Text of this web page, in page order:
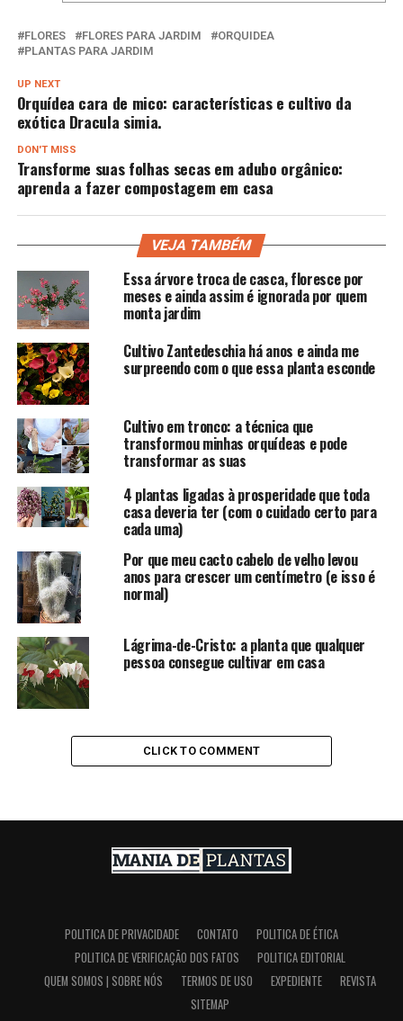
FLORES FLORES PARA JARDIM
ORQUIDEA
PLANTAS PARA JARDIM
UP NEXT
Orquídea cara de mico: características e cultivo da
exótica Dracula simia.
DON'T MISS
Transforme suas folhas secas em adubo orgânico:
aprenda a fazer compostagem em casa
VEJA TAMBÉM
Essa árvore troca de casca, floresce por
meses e ainda assim é ignorada por quem
monta jardim
Cultivo Zantedeschia há anos e ainda me
surpreendo com o que essa planta esconde
Cultivo em tronco: a técnica que
transformou minhas orquídeas e pode
transformar as suas
4 plantas ligadas à prosperidade que toda
casa deveria ter (com o cuidado certo para
cada uma)
Por que meu cacto cabelo de velho levou
anos para crescer um centímetro (e isso é
normal)
Lágrima-de-Cristo: a planta que qualquer
pessoa consegue cultivar em casa
CLICK TO COMMENT
POLITICA DE PRIVACIDADE CONTATO
POLITICA DE ÉTICA
POLITICA DE VERIFICAÇÃO DOS FATOS
POLITICA EDITORIAL
QUEM SOMOS | SOBRE NÓS
TERMOS DE USO EXPEDIENTE
REVISTA
SITEMAP